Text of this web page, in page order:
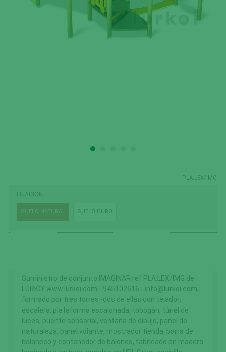
PLA.LEX/IMG
FIJACION
SUELO NATURAL SUELO DURO
Suministro de conjunto IMAGINAR ref PLA.LEX/IMG de
LURKOI www.lurkoi.com - 945102616 - info@lurkoi.com,
formado por tres torres -dos de ellas con tejado-,
escalera, plataforma escalonada, tobogán, túnel de
luces, puente sensorial, ventana de dibujo, panel de
naturaleza, panel volante, mostrador tienda, barra de
balanceo y contenedor de balones, fabricado en madera